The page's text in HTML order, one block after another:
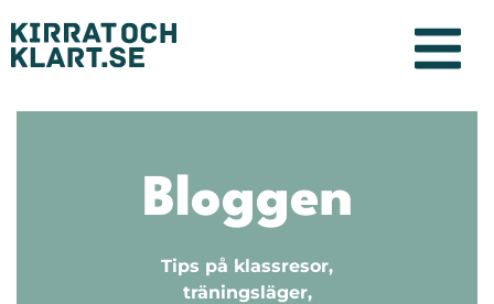
Bloggen
Tips på klassresor,
träningsläger,